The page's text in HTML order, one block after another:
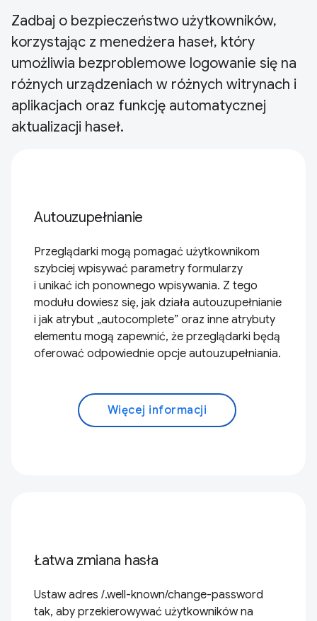
Zadbaj o bezpieczeństwo użytkowników,
korzystając z menedżera haseł, który
umożliwia bezproblemowe logowanie się na
różnych urządzeniach w różnych witrynach i
aplikacjach oraz funkcję automatycznej
aktualizacji haseł.
Autouzupełnianie
Przeglądarki mogą pomagać użytkownikom
szybciej wpisywać parametry formularzy
i unikać ich ponownego wpisywania. Z tego
modułu dowiesz się, jak działa autouzupełnianie
i jak atrybut „autocomplete” oraz inne atrybuty
elementu mogą zapewnić, że przeglądarki będą
oferować odpowiednie opcje autouzupełniania.
Więcej informacji
Łatwa zmiana hasła
Ustaw adres /.well-known/change-password
tak, aby przekierowywać użytkowników na